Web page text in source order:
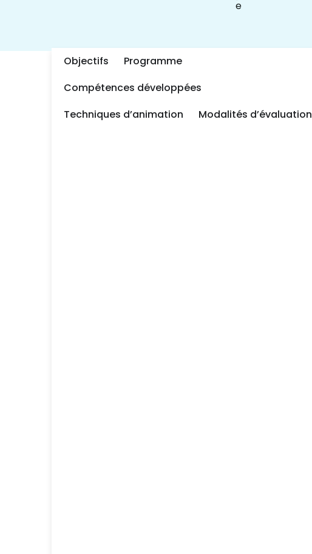
e
Objectifs
Programme
Compétences développées​
Techniques d’animation​
Modalités d’évaluation​